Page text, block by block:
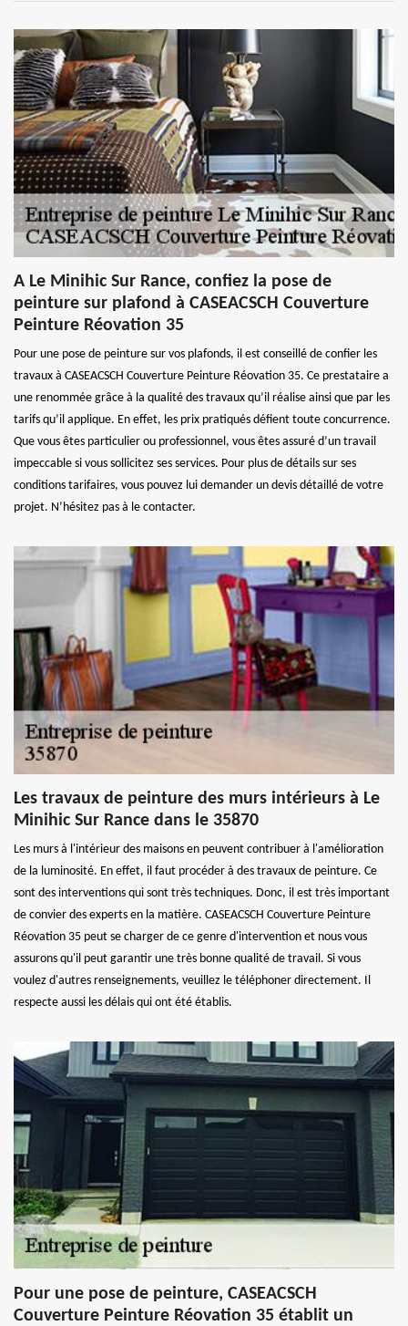
A Le Minihic Sur Rance, confiez la pose de
peinture sur plafond à CASEACSCH Couverture
Peinture Réovation 35
Pour une pose de peinture sur vos plafonds, il est conseillé de confier les
travaux à CASEACSCH Couverture Peinture Réovation 35. Ce prestataire a
une renommée grâce à la qualité des travaux qu’il réalise ainsi que par les
tarifs qu’il applique. En effet, les prix pratiqués défient toute concurrence.
Que vous êtes particulier ou professionnel, vous êtes assuré d’un travail
impeccable si vous sollicitez ses services. Pour plus de détails sur ses
conditions tarifaires, vous pouvez lui demander un devis détaillé de votre
projet. N’hésitez pas à le contacter.
Les travaux de peinture des murs intérieurs à Le
Minihic Sur Rance dans le 35870
Les murs à l'intérieur des maisons en peuvent contribuer à l'amélioration
de la luminosité. En effet, il faut procéder à des travaux de peinture. Ce
sont des interventions qui sont très techniques. Donc, il est très important
de convier des experts en la matière. CASEACSCH Couverture Peinture
Réovation 35 peut se charger de ce genre d'intervention et nous vous
assurons qu'il peut garantir une très bonne qualité de travail. Si vous
voulez d'autres renseignements, veuillez le téléphoner directement. Il
respecte aussi les délais qui ont été établis.
Pour une pose de peinture, CASEACSCH
Couverture Peinture Réovation 35 établit un